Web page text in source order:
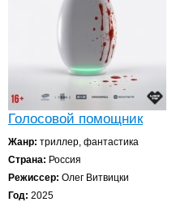
Голосовой помощник
Жанр: триллер, фантастика
Страна: Россия
Режиссер: Олег Витвицки
Год: 2025